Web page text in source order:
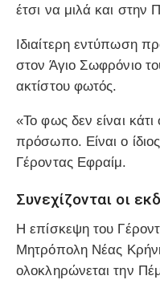
έτσι να μιλά και στην
Ιδιαίτερη εντύπωση
στον Άγιο Σωφρόνιο
ακτίστου φωτός.
«Το φως δεν είναι
πρόσωπο. Είναι ο
Γέροντας Εφραίμ.
Συνεχίζονται οι
Η επίσκεψη του
Μητρόπολη Νέας
ολοκληρώνεται την